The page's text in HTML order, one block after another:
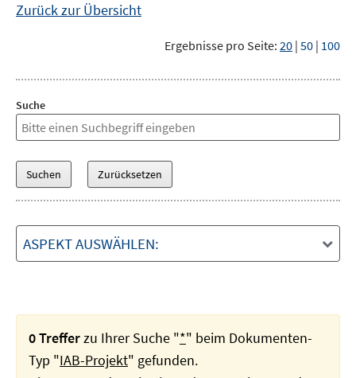
Zurück zur Übersicht
Ergebnisse pro Seite: 20 | 50 | 100
Suche
ASPEKT AUSWÄHLEN:
0 Trefferzu Ihrer Suche "*" beim Dokumenten-
Typ "IAB-Projekt" gefunden.